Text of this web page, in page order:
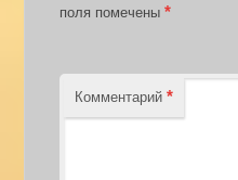
поля помечены*
Комментарий*